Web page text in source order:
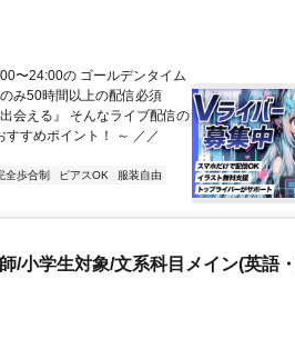
〜24:00の ゴールデンタイム
み50時間以上の配信必須
会える』 そんなライブ配信の
すめポイント！ ～ ／／
全歩合制 ピアスOK
服装自由
/小学生対象/文系科目メイン(英語